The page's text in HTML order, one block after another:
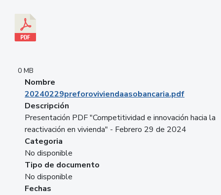
0 MB
Nombre
20240229preforoviviendaasobancaria.pdf
Descripción
Presentación PDF "Competitividad e innovación hacia la
reactivación en vivienda" - Febrero 29 de 2024
Categoria
No disponible
Tipo de documento
No disponible
Fechas